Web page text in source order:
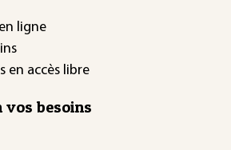
ligne
en accès libre
vos besoins